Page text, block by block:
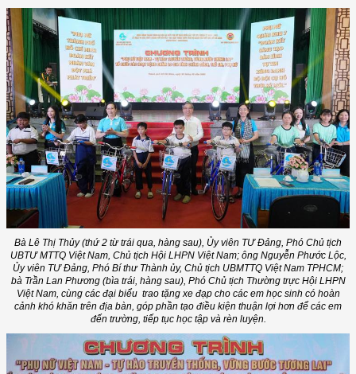
Bà Lê Thị Thủy (thứ 2 từ trái qua, hàng sau), Ủy viên TƯ Đảng, Phó Chủ tịch
UBTƯ MTTQ Việt Nam, Chủ tịch Hội LHPN Việt Nam; ông Nguyễn Phước Lộc,
Ủy viên TƯ Đảng, Phó Bí thư Thành ủy, Chủ tịch UBMTTQ Việt Nam TPHCM;
bà Trần Lan Phương (bìa trái, hàng sau), Phó Chủ tịch Thường trực Hội LHPN
Việt Nam, cùng các đại biểu trao tặng xe đạp cho các em học sinh có hoàn
cảnh khó khăn trên địa bàn, góp phần tạo điều kiện thuận lợi hơn để các em
đến trường, tiếp tục học tập và rèn luyện.